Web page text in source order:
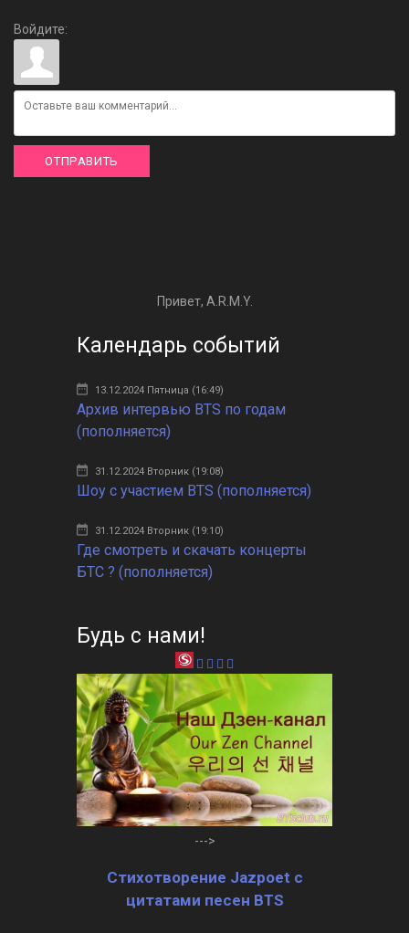
Войдите:
ОТПРАВИТЬ
Привет, A.R.M.Y.
Календарь событий
13.12.2024 Пятница (16:49)
Архив интервью BTS по годам
(пополняется)
31.12.2024 Вторник (19:08)
Шоу с участием BTS (пополняется)
31.12.2024 Вторник (19:10)
Где смотреть и скачать концерты
БТС ? (пополняется)
Будь с нами!
--->
Стихотворение Jazpoet с
цитатами песен BTS